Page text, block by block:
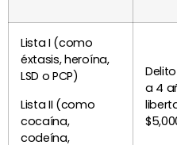
Lista I (como
éxtasis, heroína,
LSD o PCP)
Lista II (como
cocaína,
codeína,
a 4